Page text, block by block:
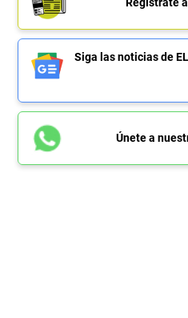
Siga las noticias de
Únete a